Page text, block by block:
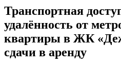
Транспортная
удалённость от
квартиры в ЖК
сдачи в аренду